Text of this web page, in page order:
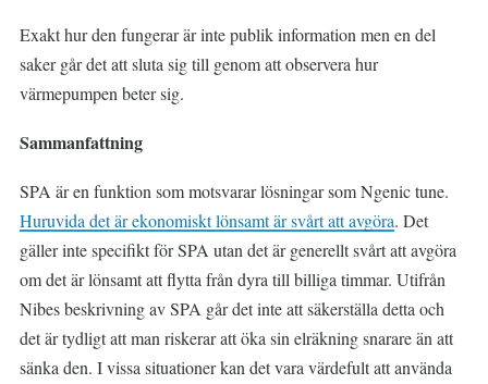
Exakt hur den fungerar är inte publik information men en del
saker går det att sluta sig till genom att observera hur
värmepumpen beter sig.
Sammanfattning
SPA är en funktion som motsvarar lösningar som Ngenic tune.
Huruvida det är ekonomiskt lönsamt är svårt att avgöra. Det
gäller inte specifikt för SPA utan det är generellt svårt att avgöra
om det är lönsamt att flytta från dyra till billiga timmar. Utifrån
Nibes beskrivning av SPA går det inte att säkerställa detta och
det är tydligt att man riskerar att öka sin elräkning snarare än att
sänka den. I vissa situationer kan det vara värdefult att använda